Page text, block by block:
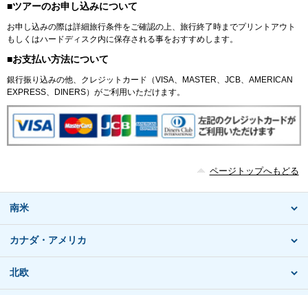
■ツアーのお申し込みについて
お申し込みの際は詳細旅行条件をご確認の上、旅行終了時までプリントアウト
もしくはハードディスク内に保存される事をおすすめします。
■お支払い方法について
銀行振り込みの他、クレジットカード（VISA、MASTER、JCB、AMERICAN
EXPRESS、DINERS）がご利用いただけます。
ページトップへもどる
南米
カナダ・アメリカ
北欧